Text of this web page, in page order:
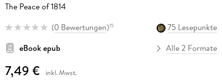
The Peace of 1814
(0 Bewertungen)15
75 Lesepunkte
eBook epub
Alle 2 Formate
7,49 € inkl. Mwst.